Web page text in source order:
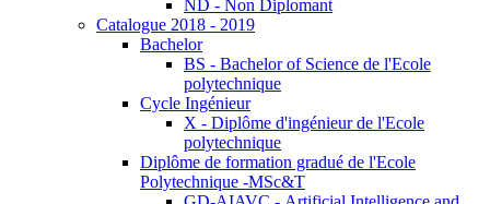
ND - Non Diplomant
Catalogue 2018 - 2019
Bachelor
BS - Bachelor of Science de l'Ecole
polytechnique
Cycle Ingénieur
X - Diplôme d'ingénieur de l'Ecole
polytechnique
Diplôme de formation gradué de l'Ecole
Polytechnique -MSc&T